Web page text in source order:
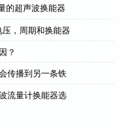
的超声波换能器
2024-04-30
，周期和换能器
超声波了？
？
传播到另一条铁
流量计换能器选